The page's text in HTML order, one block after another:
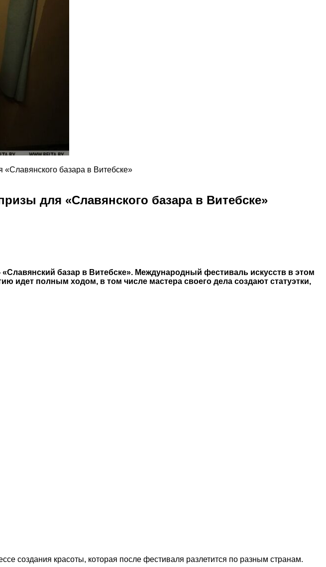
«Славянского базара в Витебске»
для «Славянского базара в Витебске»
базар в Витебске». Международный фестиваль искусств в этом
идет полным ходом, в том числе мастера своего дела создают статуэтки,
создания красоты, которая после фестиваля разлетится по разным странам.